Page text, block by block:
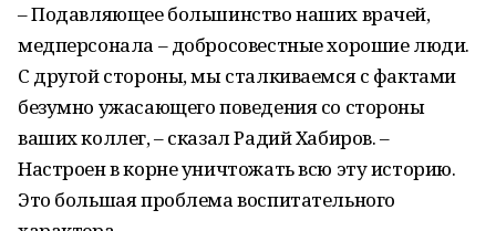
– Подавляющее большинство наших врачей,
медперсонала – добросовестные хорошие люди.
С другой стороны, мы сталкиваемся с фактами
безумно ужасающего поведения со стороны
ваших коллег, – сказал Радий Хабиров. –
Настроен в корне уничтожать всю эту историю.
Это большая проблема воспитательного